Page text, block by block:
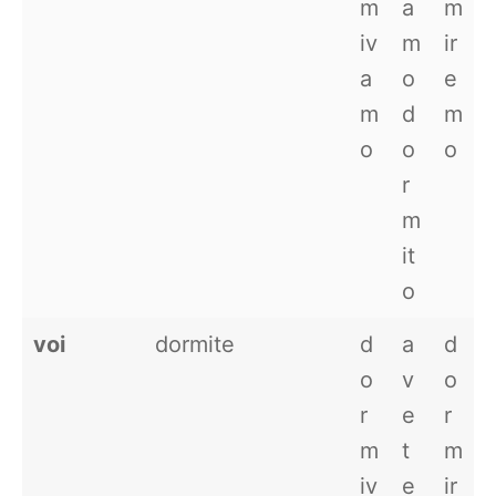
m
iv
a
m
o
a
m
o
d
o
r
m
it
o
m
ir
e
m
o
voi dormite
d
o
r
m
iv
a
v
e
t
e
d
o
r
m
ir